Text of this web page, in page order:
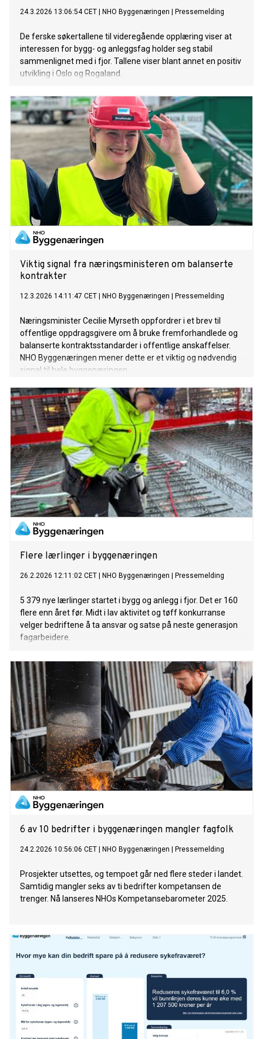
24.3.2026 13:06:54 CET NHO Byggenæringen Pressemelding
De ferske søkertallene til videregående opplæring viser at
interessen for bygg- og anleggsfag holder seg stabil
sammenlignet med i fjor. Tallene viser blant annet en positiv
utvikling i Oslo og Rogaland.
Viktig signal fra næringsministeren om balanserte
kontrakter
12.3.2026 14:11:47 CET NHO Byggenæringen Pressemelding
Næringsminister Cecilie Myrseth oppfordrer i et brev til
offentlige oppdragsgivere om å bruke fremforhandlede og
balanserte kontraktsstandarder i offentlige anskaffelser.
NHO Byggenæringen mener dette er et viktig og nødvendig
signal til hele byggenæringen.
Flere lærlinger i byggenæringen
26.2.2026 12:11:02 CET NHO Byggenæringen Pressemelding
5 379 nye lærlinger startet i bygg og anlegg i fjor. Det er 160
flere enn året før. Midt i lav aktivitet og tøff konkurranse
velger bedriftene å ta ansvar og satse på neste generasjon
fagarbeidere.
6 av 10 bedrifter i byggenæringen mangler fagfolk
24.2.2026 10:56:06 CET NHO Byggenæringen Pressemelding
Prosjekter utsettes, og tempoet går ned flere steder i landet.
Samtidig mangler seks av ti bedrifter kompetansen de
trenger. Nå lanseres NHOs Kompetansebarometer 2025.